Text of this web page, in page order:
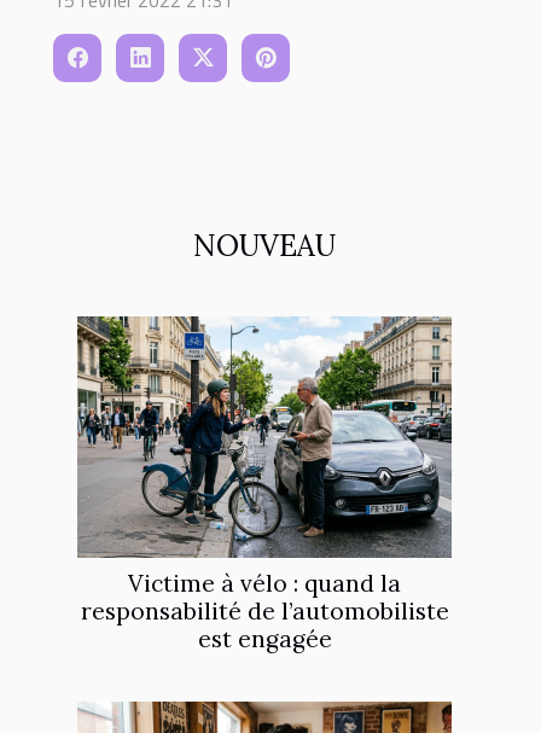
NOUVEAU
Victime à vélo : quand la
responsabilité de l’automobiliste
est engagée